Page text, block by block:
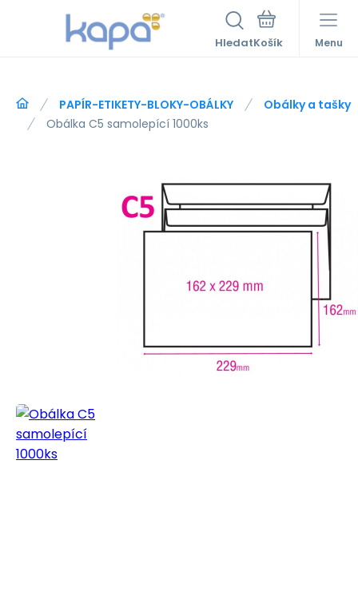
Hledat Menu
PAPÍR-ETIKETY-BLOKY-OBÁLKY
Obálky a tašky
Obálka C5 samolepící 1000ks